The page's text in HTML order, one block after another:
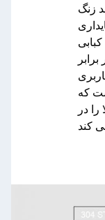
زنگ
که
در